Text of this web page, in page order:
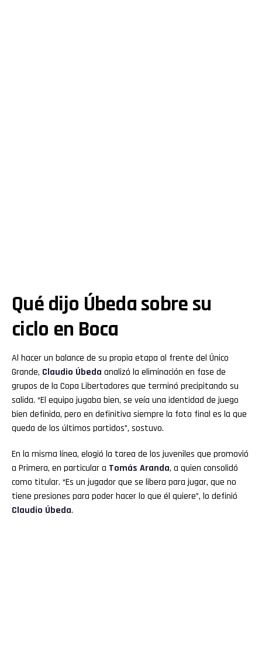
Qué dijo Úbeda sobre su
ciclo en Boca
Al hacer un balance de su propia etapa al frente del Único
Grande, Claudio Úbeda analizó la eliminación en fase de
grupos de la Copa Libertadores que terminó precipitando su
salida. “El equipo jugaba bien, se veía una identidad de juego
bien definida, pero en definitiva siempre la foto final es la que
queda de los últimos partidos”, sostuvo.
En la misma línea, elogió la tarea de los juveniles que promovió
a Primera, en particular a Tomás Aranda, a quien consolidó
como titular. “Es un jugador que se libera para jugar, que no
tiene presiones para poder hacer lo que él quiere”, lo definió
Claudio Úbeda.